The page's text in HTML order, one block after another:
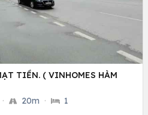
TIỀN. ( VINHOMES HÀM
· 20m · 1